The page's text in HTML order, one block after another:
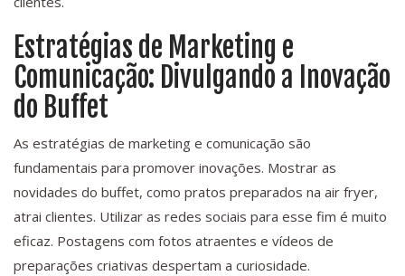
Estratégias de Marketing e
Comunicação: Divulgando a Inovação
do Buffet
As estratégias de marketing e comunicação são
fundamentais para promover inovações. Mostrar as
novidades do buffet, como pratos preparados na air fryer,
atrai clientes. Utilizar as redes sociais para esse fim é muito
eficaz. Postagens com fotos atraentes e vídeos de
preparações criativas despertam a curiosidade.